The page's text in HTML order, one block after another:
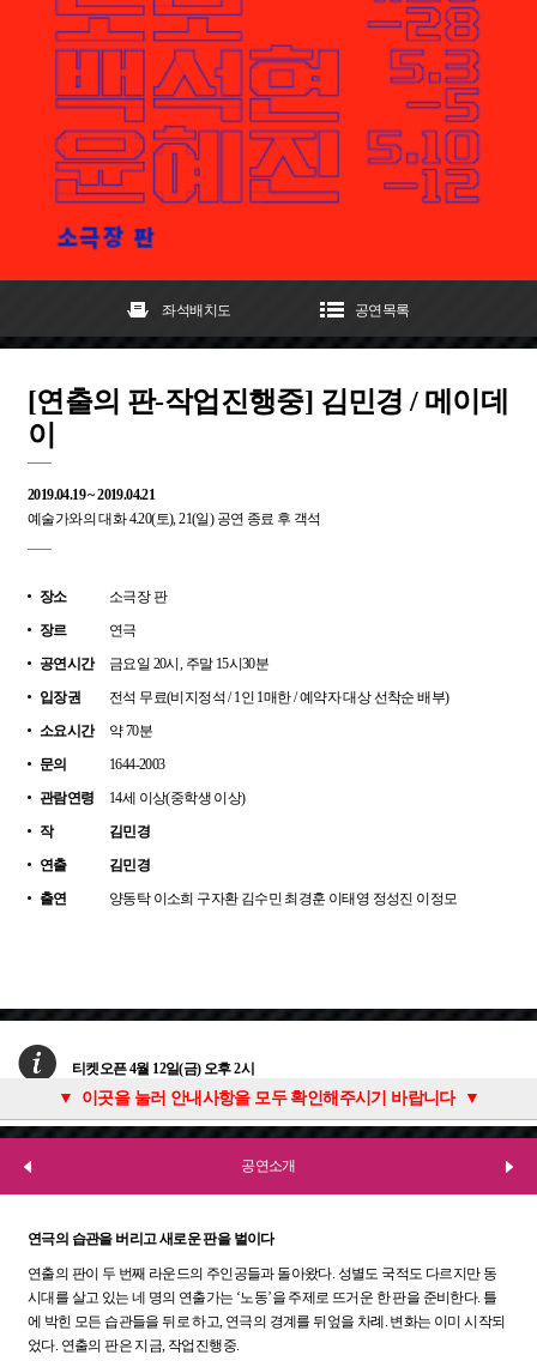
좌석배치도 공연목록
[연출의 판-작업진행중] 김민경 / 메이데
이
2019.04.19 ~ 2019.04.21
예술가와의 대화 4.20(토), 21(일) 공연 종료 후 객석
장소
소극장 판
장르
연극
공연시간
금요일 20시, 주말 15시30분
입장권
전석 무료(비지정석 / 1인 1매한 / 예약자 대상 선착순 배부)
소요시간
약 70분
문의
1644-2003
관람연령
14세 이상(중학생 이상)
작
김민경
연출
김민경
출연
양동탁 이소희 구자환 김수민 최경훈 이태영 정성진 이정모
티켓오픈 4월 12일(금) 오후 2시
1인당 1매(비지정석)만 예약 가능하며 반드시 관람자 본인명으로 부탁드립니다.
관람 당일 1시간 30분 전부터 티켓 수령 가능합니다.
본 공연은 지연입장 및 중간퇴장이 불가합니다.
공연 중 일부 장면에서 먼지가 발생할 수 있습니다. 객석 내 일회용 마스크가 비치될 예정이오니 관람에 참고 부탁드립니다.
공연의 특성상 무대 준비가 단기간 동안에 진행되며 이로 인하여 당초 예상했던 좌석수가 변동될 가능성이 있습니다. 티켓오픈 이후 잔여석 수량이 증감될 수 있으니 이 점 관람에 참고 부탁드립니다.
▼ 이곳을 눌러 안내사항을 모두 확인해주시기 바랍니다 ▼
공연소개
연극의 습관을 버리고 새로운 판을 벌이다
연출의 판이 두 번째 라운드의 주인공들과 돌아왔다. 성별도 국적도 다르지만 동
시대를 살고 있는 네 명의 연출가는 ‘노동’을 주제로 뜨거운 한 판을 준비한다. 틀
에 박힌 모든 습관들을 뒤로 하고, 연극의 경계를 뒤엎을 차례. 변화는 이미 시작되
었다. 연출의 판은 지금, 작업진행중.